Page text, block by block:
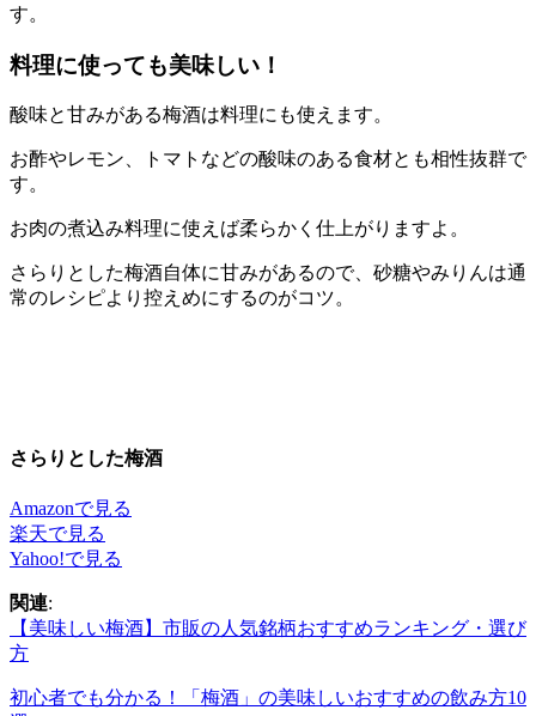
す。
料理に使っても美味しい！
酸味と甘みがある梅酒は料理にも使えます。
お酢やレモン、トマトなどの酸味のある食材とも相性抜群で
す。
お肉の煮込み料理に使えば柔らかく仕上がりますよ。
さらりとした梅酒自体に甘みがあるので、砂糖やみりんは通
常のレシピより控えめにするのがコツ。
さらりとした梅酒
Amazonで見る
楽天で見る
Yahoo!で見る
関連:
【美味しい梅酒】市販の人気銘柄おすすめランキング・選び
方
初心者でも分かる！「梅酒」の美味しいおすすめの飲み方10